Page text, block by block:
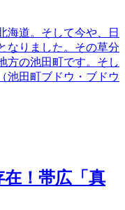
海道。そして今や、日
なりました。その草分
方の池田町です。そし
池田町ブドウ・ブドウ
！帯広「真